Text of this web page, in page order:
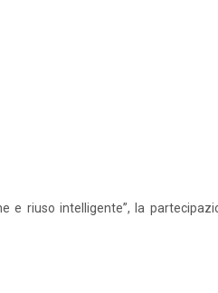
e riuso intelligente”, la